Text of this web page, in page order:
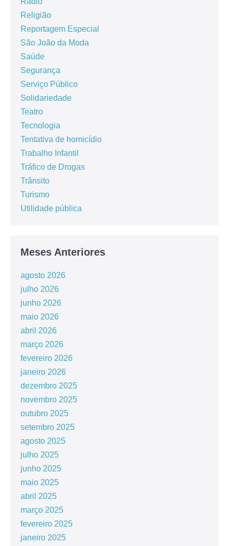
Religião
Reportagem Especial
São João da Moda
Saúde
Segurança
Serviço Público
Solidariedade
Teatro
Tecnologia
Tentativa de homicídio
Trabalho Infantil
Tráfico de Drogas
Trânsito
Turismo
Utilidade pública
Meses Anteriores
agosto 2026
julho 2026
junho 2026
maio 2026
abril 2026
março 2026
fevereiro 2026
janeiro 2026
dezembro 2025
novembro 2025
outubro 2025
setembro 2025
agosto 2025
julho 2025
junho 2025
maio 2025
abril 2025
março 2025
fevereiro 2025
janeiro 2025